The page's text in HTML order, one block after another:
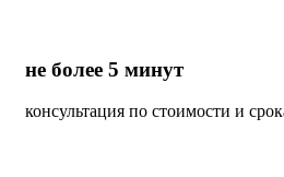
не более 5 минут
консультация по стоимости и